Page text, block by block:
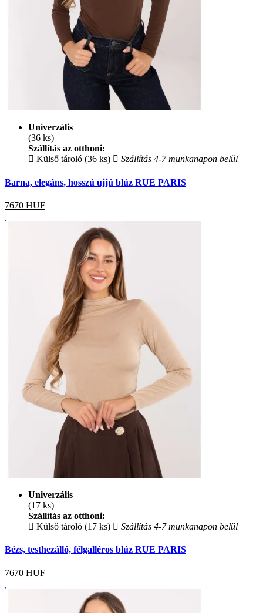
Univerzális
(36 ks)
Szállítás az otthoni:
Külső tároló (36 ks)
Szállítás 4-7 munkanapon belül
Barna, elegáns, hosszú ujjú blúz RUE PARIS
7670 HUF
Univerzális
(17 ks)
Szállítás az otthoni:
Külső tároló (17 ks)
Szállítás 4-7 munkanapon belül
Bézs, testhezálló, félgalléros blúz RUE PARIS
7670 HUF